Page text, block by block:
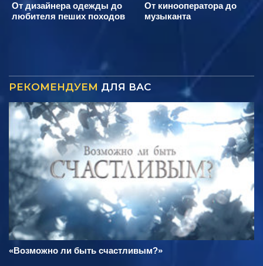
От дизайнера одежды до
любителя пеших походов
От кинооператора до
музыканта
РЕКОМЕНДУЕМ ДЛЯ ВАС
«Возможно ли быть счастливым?»